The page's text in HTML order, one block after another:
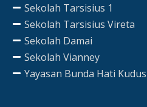
Sekolah Tarsisius 1
Sekolah Tarsisius Vireta
Sekolah Damai
Sekolah Vianney
Yayasan Bunda Hati Kudus